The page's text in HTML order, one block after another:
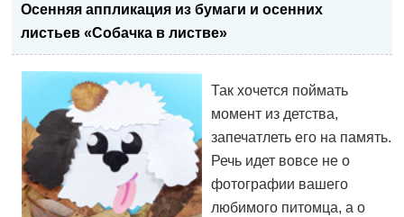
Осенняя аппликация из бумаги и осенних
листьев «Собачка в листве»
Так хочется поймать
момент из детства,
запечатлеть его на память.
Речь идет вовсе не о
фотографии вашего
любимого питомца, а о